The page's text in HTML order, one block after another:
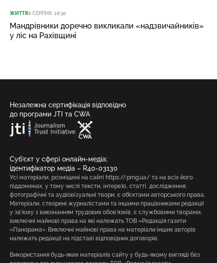
ЖИТТЯ6 СЕРПНЯ, 16:30
Мандрівники доречно викликали «надзвичайників»
у ліс на Рахівщині
Незалежна сертифікація відповідно
до програми JTI та CWA
Суб’єкт у сфері онлайн-медіа;
ідентифікатор медіа – R40-03130
Усі матеріали, розміщені на сайті https://pmg.ua/ та на всіх його
піддоменах, у тому числі тексти, інтерв’ю, статті, дослідження,
фотографічні та аудіовізуальні твори, є об’єктами авторського права.
Матеріали, створені журналістами та іншими працівниками редакції
у зв’язку з виконанням трудових обов’язків, є службовими творами,
виключні майнові права на які належать ТОВ «Редакція газети
«Панорама». Виключні майнові права на матеріали інших авторів
належать редакції на підставі відповідних договорів.
Використання будь-яких матеріалів сайту у будь-якому вигляді без